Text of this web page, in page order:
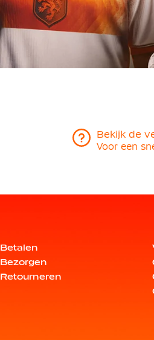
Bekijk de
Voor een
Betalen
Bezorgen
Retourneren